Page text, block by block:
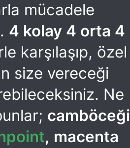
mücadele
4 kolay 4 orta 4
karşılaşıp, özel
size vereceği
Ne
camböceği
, macenta